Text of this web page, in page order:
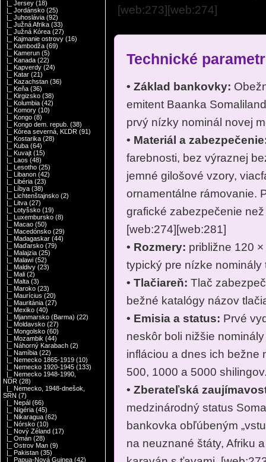
|_ Jersey (18)
|_ Jordánsko (25)
|_ Juhoslávia (92)
|_ Južná Afrika (33)
|_ Južná Kórea (27)
|_ Kajmanie ostrovy (16)
|_ Kambodža (69)
|_ Kamerun (5)
|_ Kanada (22)
|_ Kapverdy (24)
|_ Katar (21)
|_ Kazachstan (36)
|_ Keňa (36)
|_ Kirgizsko (38)
|_ Kolumbia (42)
|_ Komory (10)
|_ Kongo (8)
|_ Kongo dem. repub. (38)
|_ Kórea severná, KĽDR (91)
|_ Kostarika (28)
|_ Kuba (64)
|_ Kuvajt (15)
|_ Laos (48)
|_ Lesotho (25)
|_ Libanon (42)
|_ Libéria (23)
|_ Líbya (38)
|_ Lichtenštajnsko (2)
|_ Litva (27)
|_ Lotyšsko (19)
|_ Luxembursko (8)
|_ Macao (50)
|_ Macedónsko (29)
|_ Madagaskar (44)
|_ Maďarsko (79)
|_ Malajzia (25)
|_ Malawi (52)
|_ Maldivy (23)
|_ Mali (2)
|_ Malta (3)
|_ Maroko (23)
|_ Maurícius (20)
|_ Mauritánia (27)
|_ Mexiko (40)
|_ Mjanmarsko (Barma) (22)
|_ Moldavsko (27)
|_ Mongolsko (60)
|_ Mozambik (44)
|_ Náhorný Karabach (2)
|_ Namíbia (22)
|_ Nemecko 1865-1919 (10)
|_ Nemecko 1920-1945 (133)
|_ Nemecko 1948-1990,
NDR (28)
|_ Nemecko, 1948-dnešok,
SRN (7)
|_ Nepál (66)
|_ Nigéria (45)
|_ Nikaragua (62)
|_ Nórsko (10)
|_ Nový Zéland (17)
|_ Omán (28)
|_ Ostrov Man (9)
|_ Pakistan (35)
|_ Papua-Nová Guinea (42)
[web:273][web:274]
Technické
• Základ bankovky:
emitent Baanka
prvý nízky nominál novej
• Materiál a
farebnosti, bez výraznej
jemné gilošové vzory,
ornamentálne rámovanie.
grafické zabezpečenie
[web:274][web:281]
• Rozmery: približne 120
typický pre nízke nominály
• Tlačiareň: Tlač
bežné katalógy názov
• Emisia a status: Prvé
neskôr boli nižšie
infláciou a dnes ich bežne
500, 1000 a 5000
• Zberateľská
medzinárodný status
bankovka obľúbeným
na neuznané štáty, Afriku